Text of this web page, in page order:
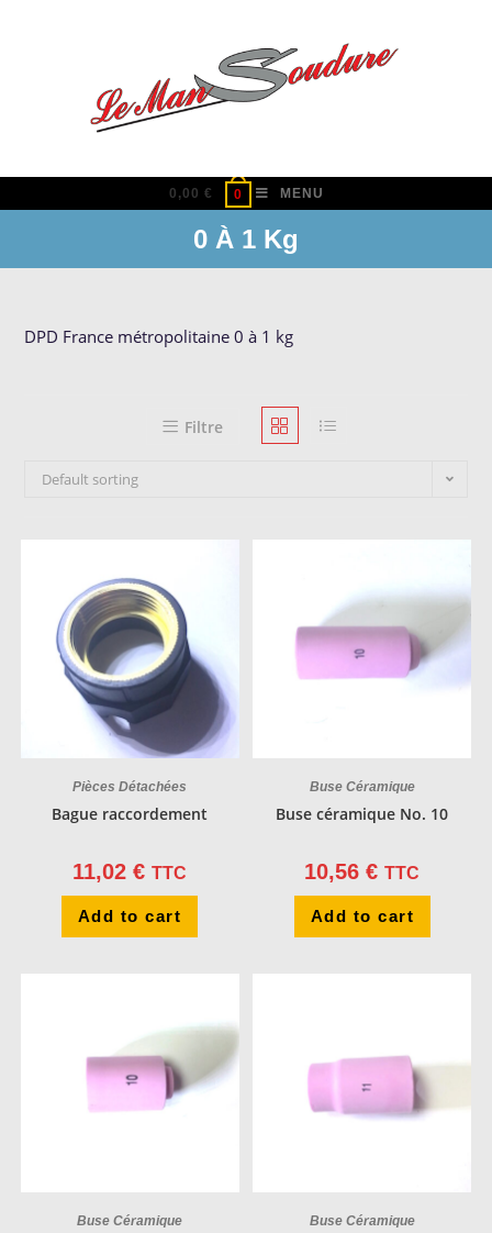
0,00 € 0 MENU
0 À 1 Kg
DPD France métropolitaine 0 à 1 kg
Filtre
Default sorting
Pièces Détachées
Bague raccordement
11,02€ TTC
Add to cart
Buse Céramique
Buse céramique No. 10
10,56€ TTC
Add to cart
Buse Céramique Buse Céramique